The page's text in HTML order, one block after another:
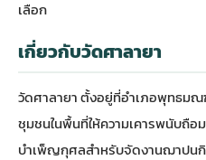
เลือก
เกี่ยวกับวัดศาลายา
วัดศาลายา ตั้งอยู่ที่อำเภอพุทธม
ชุมชนในพื้นที่ให้ความเคารพนับถือ
บำเพ็ญกุศลสำหรับจัดงานฌาปนกิ